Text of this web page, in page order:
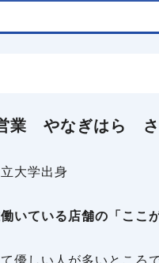
業 やなぎはら さ
大学出身
働いている店舗の「ここ
優しい人が多いところで